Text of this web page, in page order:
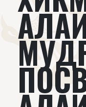
Проекты
Книги